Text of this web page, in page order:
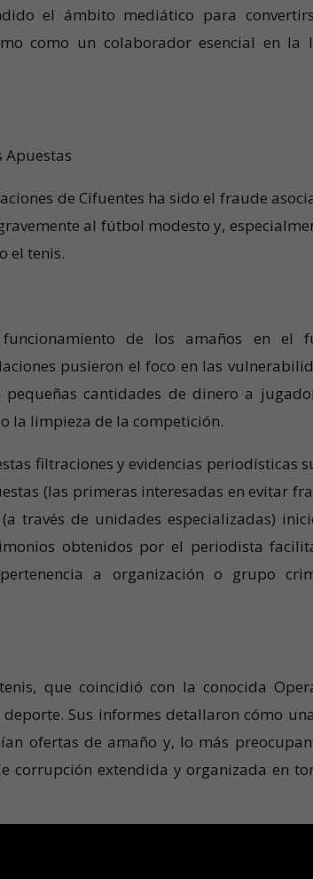
el ámbito mediático para
como un colaborador esencial en la
Apuestas
de Cifuentes ha sido el fraude
al fútbol modesto y,
el tenis.
de los amaños en el
pusieron el foco en las
cantidades de dinero a
la limpieza de la competición.
filtraciones y evidencias periodísticas
(las primeras interesadas en evitar
través de unidades especializadas)
obtenidos por el periodista
a organización o grupo
que coincidió con la conocida
Sus informes detallaron cómo
ofertas de amaño y, lo más
corrupción extendida y organizada en
la necesidad de una mayor vigilancia
estas redes que afectan la fe